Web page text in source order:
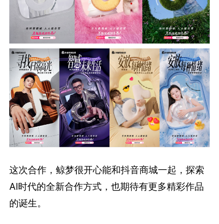
这次合作，鲸梦很开心能和抖音商城一起，探索
AI时代的全新合作方式，也期待有更多精彩作品
的诞生。